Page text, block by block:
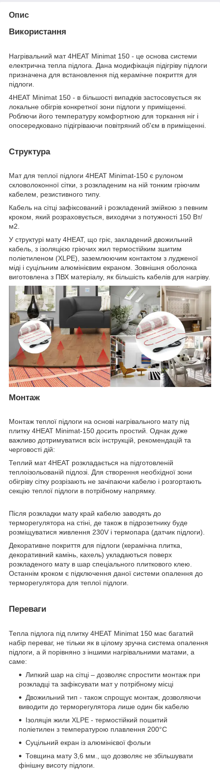
Опис
Використання
Нагрівальний мат 4HEAT Minimat 150 - це основа системи
електрична тепла підлога. Дана модифікація підігріву підлоги
призначена для встановлення під керамічне покриття для
підлоги.
4HEAT Minimat 150 - в більшості випадків застосовується як
локальне обігрів конкретної зони підлоги у приміщенні.
Роблючи його температуру комфортною для торкання ніг і
опосередковано підігріваючи повітряний об'єм в приміщенні.
Структура
Мат для теплої підлоги 4HEAT Minimat-150 є рулоном
скловолоконної сітки, з розкладеним на ній тонким гріючим
кабелем, резистивного типу.
Кабель на сітці зафіксований і розкладений змійкою з певним
кроком, який розраховується, виходячи з потужності 150 Вт/
м2.
У структурі мату 4HEAT, що гріє, закладений двожильний
кабель, з ізоляцією гріючих жил термостійким зшитим
поліетиленом (XLPE), заземлюючим контактом з лудженої
міді і суцільним алюмінієвим екраном. Зовнішня оболонка
виготовлена з ПВХ матеріалу, як більшість кабелів для нагріву.
Монтаж
Монтаж теплої підлоги на основі нагрівального мату під
плитку 4HEAT Minimat-150 досить простий. Однак дуже
важливо дотримуватися всіх інструкцій, рекомендацій та
черговості дій:
Теплий мат 4HEAT розкладається на підготовленій
теплоізольованій підлозі. Для створення необхідної зони
обігріву сітку розрізають не зачіпаючи кабелю і розгортають
секцію теплої підлоги в потрібному напрямку.
Після розкладки мату край кабелю заводять до
терморегулятора на стіні, де також в підрозетнику буде
розміщуватися живлення 230V і термопара (датчик підлоги).
Декоративне покриття для підлоги (керамічна плитка,
декоративний камінь, кахель) укладаються поверх
розкладеного мату в шар спеціального плиткового клею.
Останнім кроком є підключення даної системи опалення до
терморегулятора для теплої підлоги.
Переваги
Тепла підлога під плитку 4HEAT Minimat 150 має багатий
набір переваг, не тільки як в цілому зручна система опалення
підлоги, а й порівняно з іншими нагрівальними матами, а
саме:
Липкий шар на сітці – дозволяє спростити монтаж при
розкладці та зафіксувати мат у потрібному місці
Двожильний тип - також спрощує монтаж, дозволяючи
виводити до терморегулятора лише один бік кабелю
Ізоляція жили XLPE - термостійкий пошитий
поліетилен з температурою плавлення 200°C
Суцільний екран із алюмінієвої фольги
Товщина мату 3,6 мм., що дозволяє не збільшувати
фінішну висоту підлоги.